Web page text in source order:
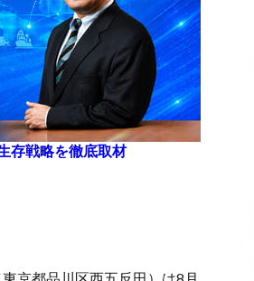
存戦略を徹底取材